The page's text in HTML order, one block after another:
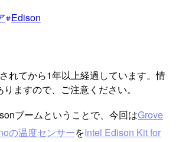
Edison
れてから1年以上経過しています。情
ますので、ご注意ください。
ブームということで、今回はGrove
の温度センサーをIntel Edison Kit for